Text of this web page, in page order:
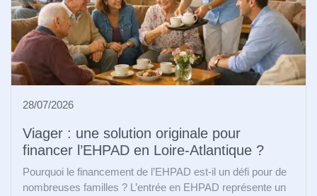
28/07/2026
Viager : une solution originale pour
financer l’EHPAD en Loire-Atlantique ?
Pourquoi le financement de l’EHPAD est-il un défi pour de
nombreuses familles ? L’entrée en EHPAD représente un